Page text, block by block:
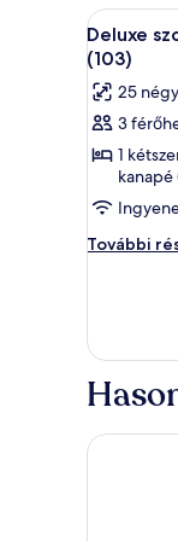
városra
(106)
külön
ággyal,
kilátással
a
városra
(106)
részletei
A
szoba
összes
képének
Deluxe
szoba
ággyal
(103)
12
Deluxe
(103)
25
3
1
További
Deluxe
külön
(103)
részletei
Plaza